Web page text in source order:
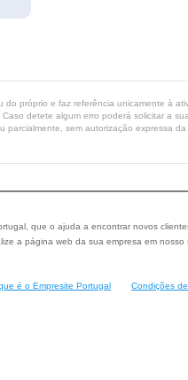
próprio e faz referência unicamente à
detete algum erro poderá solicitar a
sem autorização expressa da
que o ajuda a encontrar novos
a página web da sua empresa em nosso
é o Empresite Portugal Condições